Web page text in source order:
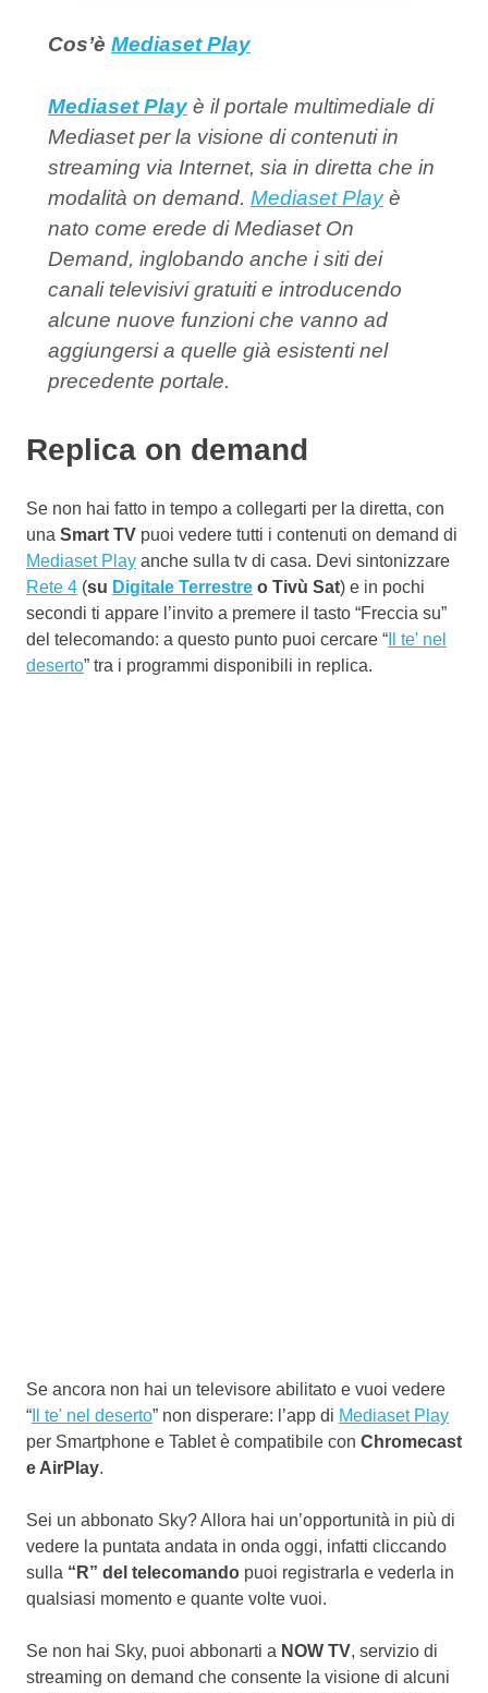
Cos’è Mediaset Play
Mediaset Play è il portale multimediale di
Mediaset per la visione di contenuti in
streaming via Internet, sia in diretta che in
modalità on demand. Mediaset Playè
nato come erede di Mediaset On
Demand, inglobando anche i siti dei
canali televisivi gratuiti e introducendo
alcune nuove funzioni che vanno ad
aggiungersi a quelle già esistenti nel
precedente portale.
Replica on demand
Se non hai fatto in tempo a collegarti per la diretta, con
una Smart TV puoi vedere tutti i contenuti on demand di
Mediaset Play anche sulla tv di casa. Devi sintonizzare
Rete 4 (su Digitale Terrestre o Tivù Sat) e in pochi
secondi ti appare l’invito a premere il tasto “Freccia su”
del telecomando: a questo punto puoi cercare “ Il te' nel
deserto” tra i programmi disponibili in replica.
Se ancora non hai un televisore abilitato e vuoi vedere
“ Il te' nel deserto” non disperare: l’app di Mediaset Play
per Smartphone e Tablet è compatibile con Chromecast
e AirPlay.
Sei un abbonato Sky? Allora hai un’opportunità in più di
vedere la puntata andata in onda oggi, infatti cliccando
sulla “R” del telecomando puoi registrarla e vederla in
qualsiasi momento e quante volte vuoi.
Se non hai Sky, puoi abbonarti a NOW TV, servizio di
streaming on demand che consente la visione di alcuni